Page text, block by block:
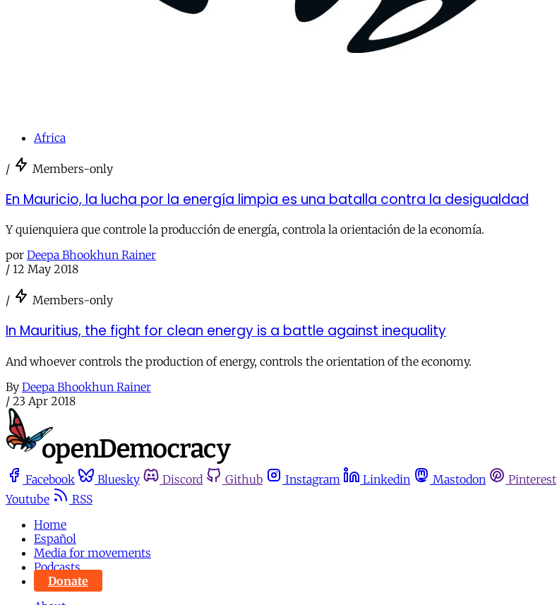
Africa
/ Members-only
En Mauricio, la lucha por la energía limpia es una batalla contra la desigualdad
Y quienquiera que controle la producción de energía, controla la orientación de la economía.
por Deepa Bhookhun Rainer
/ 12 May 2018
/ Members-only
In Mauritius, the fight for clean energy is a battle against inequality
And whoever controls the production of energy, controls the orientation of the economy.
By Deepa Bhookhun Rainer
/ 23 Apr 2018
Facebook Bluesky Discord Github Instagram Linkedin Mastodon Pinterest
Youtube
RSS
Home
Español
Media for movements
Podcasts
Donate